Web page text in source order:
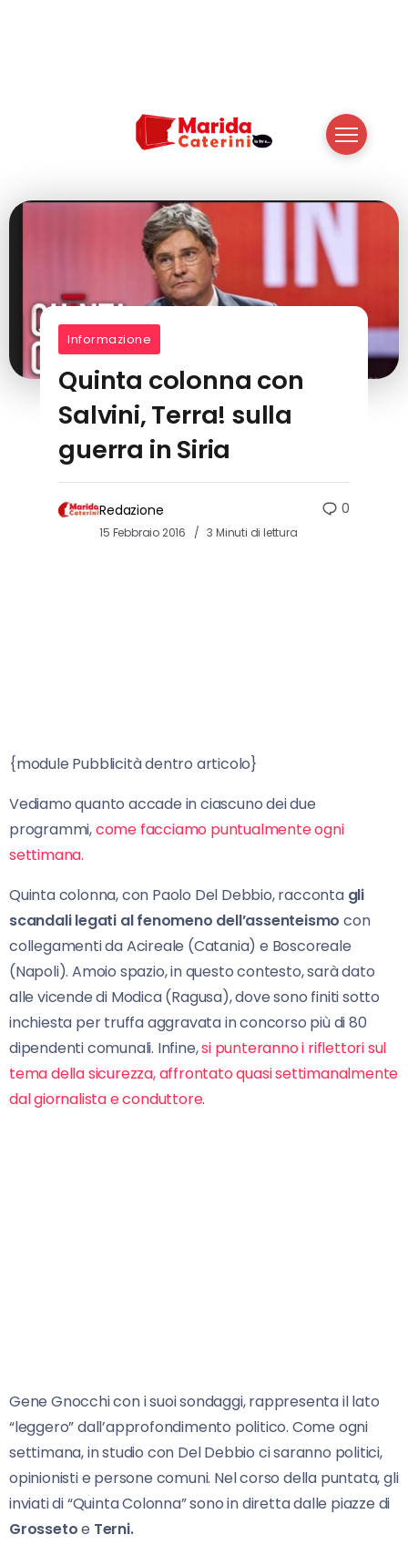
Informazione
Quinta colonna con
Salvini, Terra! sulla
guerra in Siria
Redazione
15 Febbraio 2016 3 Minuti di lettura
0
{module Pubblicità dentro articolo}
Vediamo quanto accade in ciascuno dei due
programmi,come facciamo puntualmente ogni
settimana.
Quinta colonna, con Paolo Del Debbio, racconta gli
scandali legati al fenomeno dell’assenteismo con
collegamenti da Acireale (Catania) e Boscoreale
(Napoli). Amoio spazio, in questo contesto, sarà dato
alle vicende di Modica (Ragusa), dove sono finiti sotto
inchiesta per truffa aggravata in concorso più di 80
dipendenti comunali. Infine,si punteranno i riflettori sul
tema della sicurezza, affrontato quasi settimanalmente
dal giornalista e conduttore.
Gene Gnocchi con i suoi sondaggi, rappresenta il lato
“leggero” dall’approfondimento politico. Come ogni
settimana, in studio con Del Debbio ci saranno politici,
opinionisti e persone comuni. Nel corso della puntata, gli
inviati di “Quinta Colonna” sono in diretta dalle piazze di
Grossetoe Terni.